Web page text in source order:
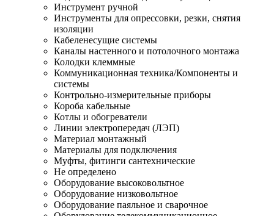
Инструмент ручной
Инструменты для опрессовки, резки, снятия
изоляции
Кабеленесущие системы
Каналы настенного и потолочного монтажа
Колодки клеммные
Коммуникационная техника/Компоненты и
системы
Контрольно-измерительные приборы
Короба кабельные
Котлы и обогреватели
Линии электропередач (ЛЭП)
Материал монтажный
Материалы для подключения
Муфты, фитинги сантехнические
Не определено
Оборудование высоковольтное
Оборудование низковольтное
Оборудование паяльное и сварочное